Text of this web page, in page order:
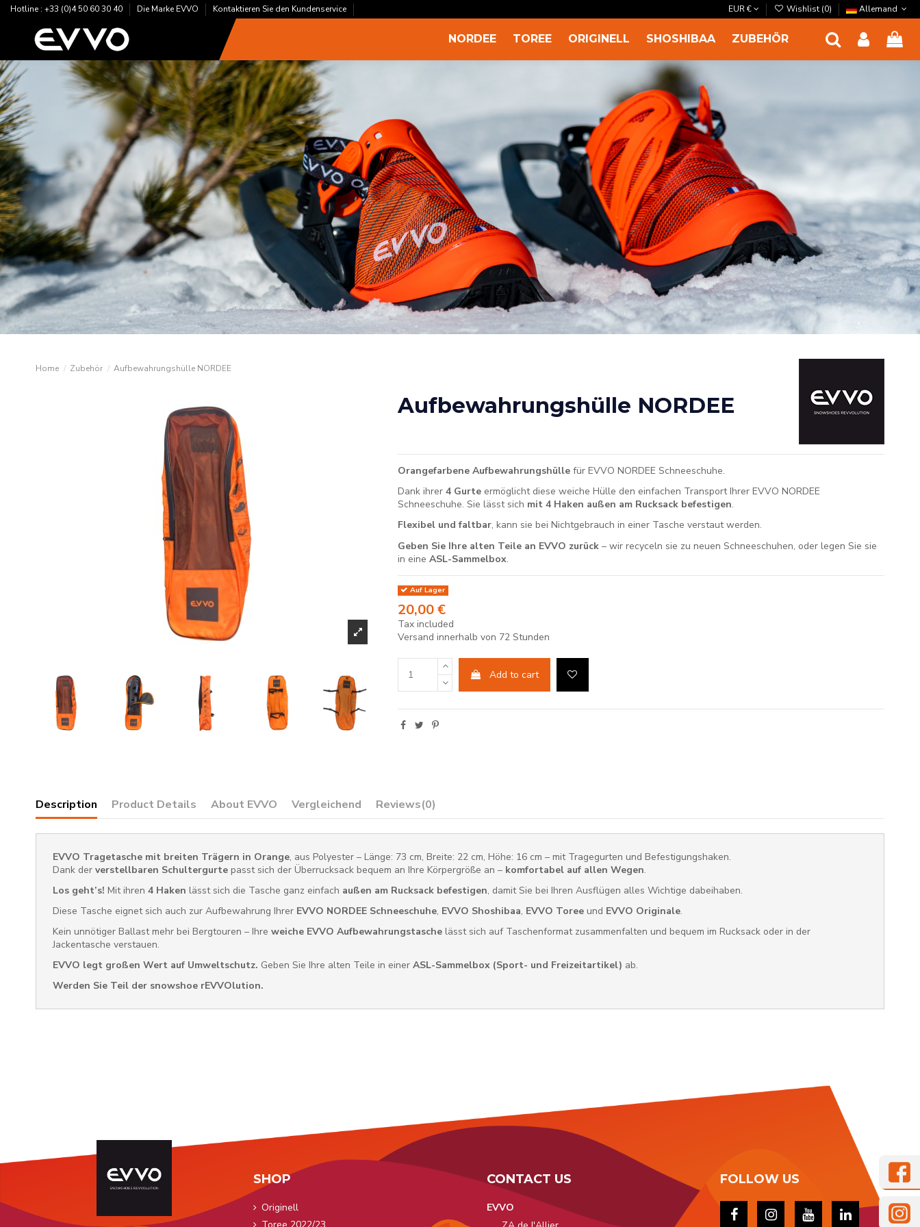
Hotline : +33 (0)4 50 60 30 40 Die Marke EVVO Kontaktieren Sie den Kundenservice EUR € Wishlist (0) Allemand
NORDEE TOREE ORIGINELL SHOSHIBAA ZUBEHÖR
Home Zubehör Aufbewahrungshülle NORDEE
Aufbewahrungshülle NORDEE
Orangefarbene Aufbewahrungshülle für EVVO NORDEE Schneeschuhe.
Dank ihrer4 Gurte ermöglicht diese weiche Hülle den einfachen Transport Ihrer EVVO NORDEE
Schneeschuhe. Sie lässt sich mit 4 Haken außen am Rucksack befestigen.
Flexibel und faltbar, kann sie bei Nichtgebrauch in einer Tasche verstaut werden.
Geben Sie Ihre alten Teile an EVVO zurück – wir recyceln sie zu neuen Schneeschuhen, oder legen Sie sie
in eineASL-Sammelbox.
Auf Lager
20,00 €
Tax included
Versand innerhalb von 72 Stunden
Add to cart
Description Product Details About EVVO Vergleichend Reviews(0)
EVVO Tragetasche mit breiten Trägern in Orange, aus Polyester – Länge: 73 cm, Breite: 22 cm, Höhe: 16 cm – mit Tragegurten und Befestigungshaken.
Dank der verstellbaren Schultergurte passt sich der Überrucksack bequem an Ihre Körpergröße an – komfortabel auf allen Wegen.
Los geht’s! Mit ihren 4 Haken lässt sich die Tasche ganz einfach außen am Rucksack befestigen, damit Sie bei Ihren Ausflügen alles Wichtige dabeihaben.
Diese Tasche eignet sich auch zur Aufbewahrung Ihrer EVVO NORDEE Schneeschuhe, EVVO Shoshibaa, EVVO Toree und EVVO Originale.
Kein unnötiger Ballast mehr bei Bergtouren – Ihre weiche EVVO Aufbewahrungstasche lässt sich auf Taschenformat zusammenfalten und bequem im Rucksack oder in der
Jackentasche verstauen.
EVVO legt großen Wert auf Umweltschutz. Geben Sie Ihre alten Teile in einer ASL-Sammelbox (Sport- und Freizeitartikel) ab.
Werden Sie Teil der snowshoe rEVVOlution.
SHOP
Originell
CONTACT US
EVVO
FOLLOW US